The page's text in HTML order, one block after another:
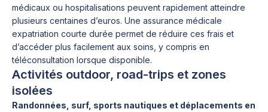
médicaux ou hospitalisations peuvent rapidement atteindre
plusieurs centaines d’euros. Une assurance médicale
expatriation courte durée permet de réduire ces frais et
d’accéder plus facilement aux soins, y compris en
téléconsultation lorsque disponible.
Activités outdoor, road-trips et zones
isolées
Randonnées, surf, sports nautiques et déplacements en